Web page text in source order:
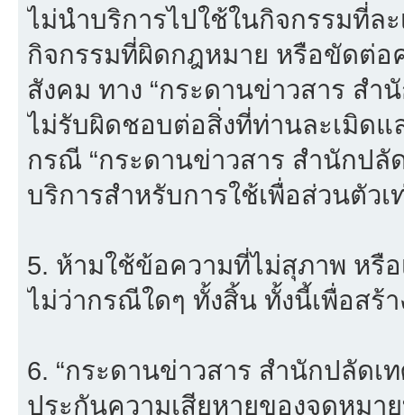
ไม่นำบริการไปใช้ในกิจกรรมที่ล
กิจกรรมที่ผิดกฎหมาย หรือขัดต่อ
สังคม ทาง “กระดานข่าวสาร ส
ไม่รับผิดชอบต่อสิ่งที่ท่านละเมิดแ
กรณี “กระดานข่าวสาร สำนักปลั
บริการสำหรับการใช้เพื่อส่วนตัวเ
5. ห้ามใช้ข้อความที่ไม่สุภาพ หรื
ไม่ว่ากรณีใดๆ ทั้งสิ้น ทั้งนี้เพื่อสร้
6. “กระดานข่าวสาร สำนักปลัด
ประกันความเสียหายของจดหมา